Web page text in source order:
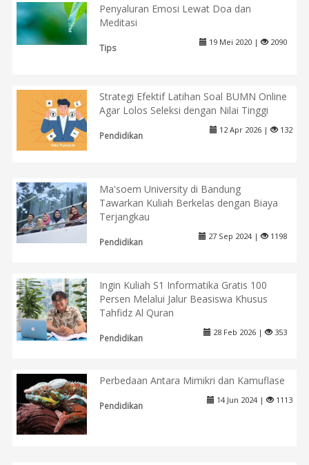
Penyaluran Emosi Lewat Doa dan
Meditasi
Tips
19 Mei 2020 | 2090
Strategi Efektif Latihan Soal BUMN Online
Agar Lolos Seleksi dengan Nilai Tinggi
Pendidikan
12 Apr 2026 | 132
Ma'soem University di Bandung
Tawarkan Kuliah Berkelas dengan Biaya
Terjangkau
Pendidikan
27 Sep 2024 | 1198
Ingin Kuliah S1 Informatika Gratis 100
Persen Melalui Jalur Beasiswa Khusus
Tahfidz Al Quran
Pendidikan
28 Feb 2026 | 353
Perbedaan Antara Mimikri dan Kamuflase
Pendidikan
14 Jun 2024 | 1113